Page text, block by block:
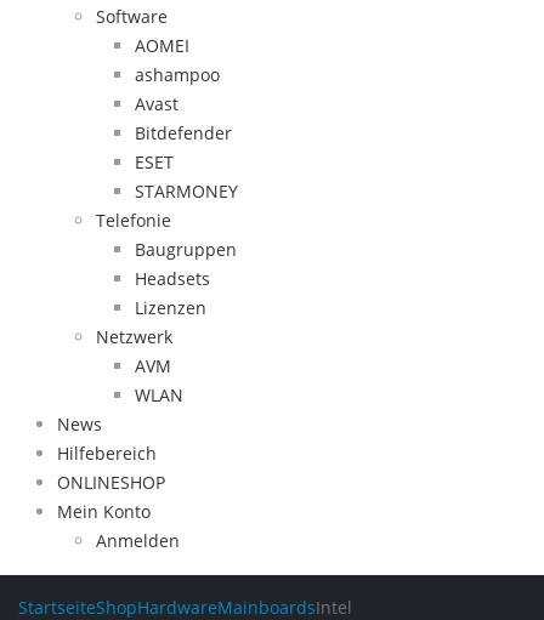
Software
AOMEI
ashampoo
Avast
Bitdefender
ESET
STARMONEY
Telefonie
Baugruppen
Headsets
Lizenzen
Netzwerk
AVM
WLAN
News
Hilfebereich
ONLINESHOP
Mein Konto
Anmelden
StartseiteShopHardwareMainboardsIntel